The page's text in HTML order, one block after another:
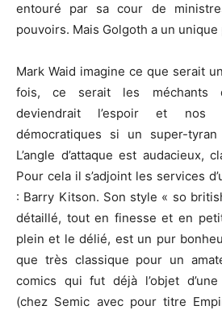
entouré par sa cour de
pouvoirs. Mais Golgoth a un
Mark Waid imagine ce que serait
fois, ce serait les méchants
deviendrait l’espoir et nos
démocratiques si un super-tyran
L’angle d’attaque est audacieux,
Pour cela il s’adjoint les services
: Barry Kitson. Son style « so
détaillé, tout en finesse et en
plein et le délié, est un pur
que très classique pour un
comics qui fut déjà l’objet
(chez Semic avec pour titre